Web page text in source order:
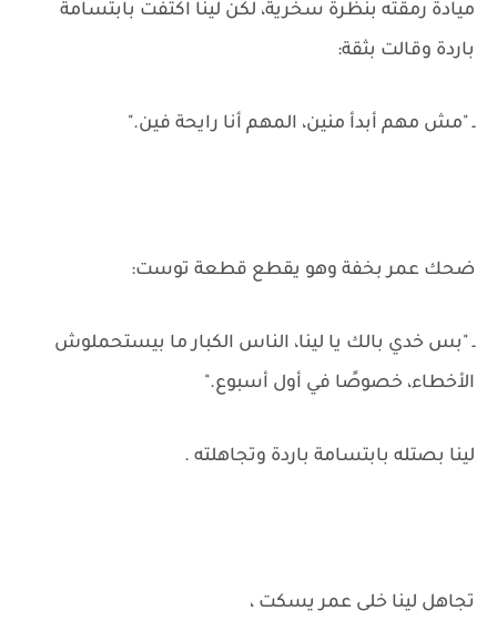
ميادة رمقته بنظرة سخرية، لكن لينا اكتفت بابتسامة
باردة وقالت بثقة:
ـ "مش مهم أبدأ منين، المهم أنا رايحة فين."
ضحك عمر بخفة وهو يقطع قطعة توست:
ـ "بس خدي بالك يا لينا، الناس الكبار ما بيستحملوش
الأخطاء، خصوصًا في أول أسبوع."
لينا بصتله بابتسامة باردة وتجاهلته .
تجاهل لينا خلى عمر يسكت ،